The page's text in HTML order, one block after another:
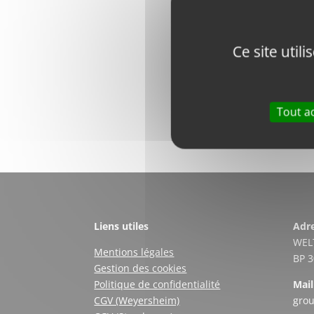
Ce site
Tout
Marque
Liens utiles
Mentions légales
Gestion des cookies
Politique de confidentialité
CGV (Weyersheim)
BP